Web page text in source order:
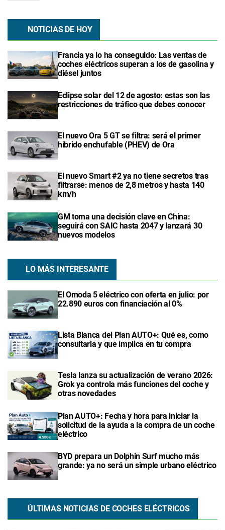
NOTICIAS DE HOY
Francia ya lo ha conseguido: Las ventas de
coches eléctricos superan a los de gasolina y
diésel juntos
Eclipse solar del 12 de agosto: estas son las
restricciones de tráfico que debes conocer
El nuevo Ora 5 GT se filtra: será el primer
híbrido enchufable (PHEV) de Ora
El nuevo Smart #2 ya no tiene secretos tras
filtrarse: menos de 2,8 metros y hasta 140
km/h
GM toma una decisión clave en China:
seguirá con SAIC hasta 2047 y lanzará 30
nuevos modelos
LO MÁS INTERESANTE
El Omoda 5 eléctrico con oferta en julio: por
22.890 euros con financiación al 0%
Lista Blanca del Plan AUTO+: Qué es, como
consultarla y que implica en tu compra
Tesla lanza su actualización de verano 2026:
Grok ya controla más funciones del coche y
otras novedades
Plan AUTO+: Fecha y hora para iniciar la
solicitud de la ayuda a la compra de un coche
eléctrico
BYD prepara un Dolphin Surf mucho más
grande: ya no será un simple urbano eléctrico
ÚLTIMAS NOTICIAS DE COCHES ELÉCTRICOS